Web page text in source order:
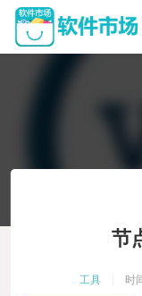
节
工具 时